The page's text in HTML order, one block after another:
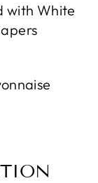
with White